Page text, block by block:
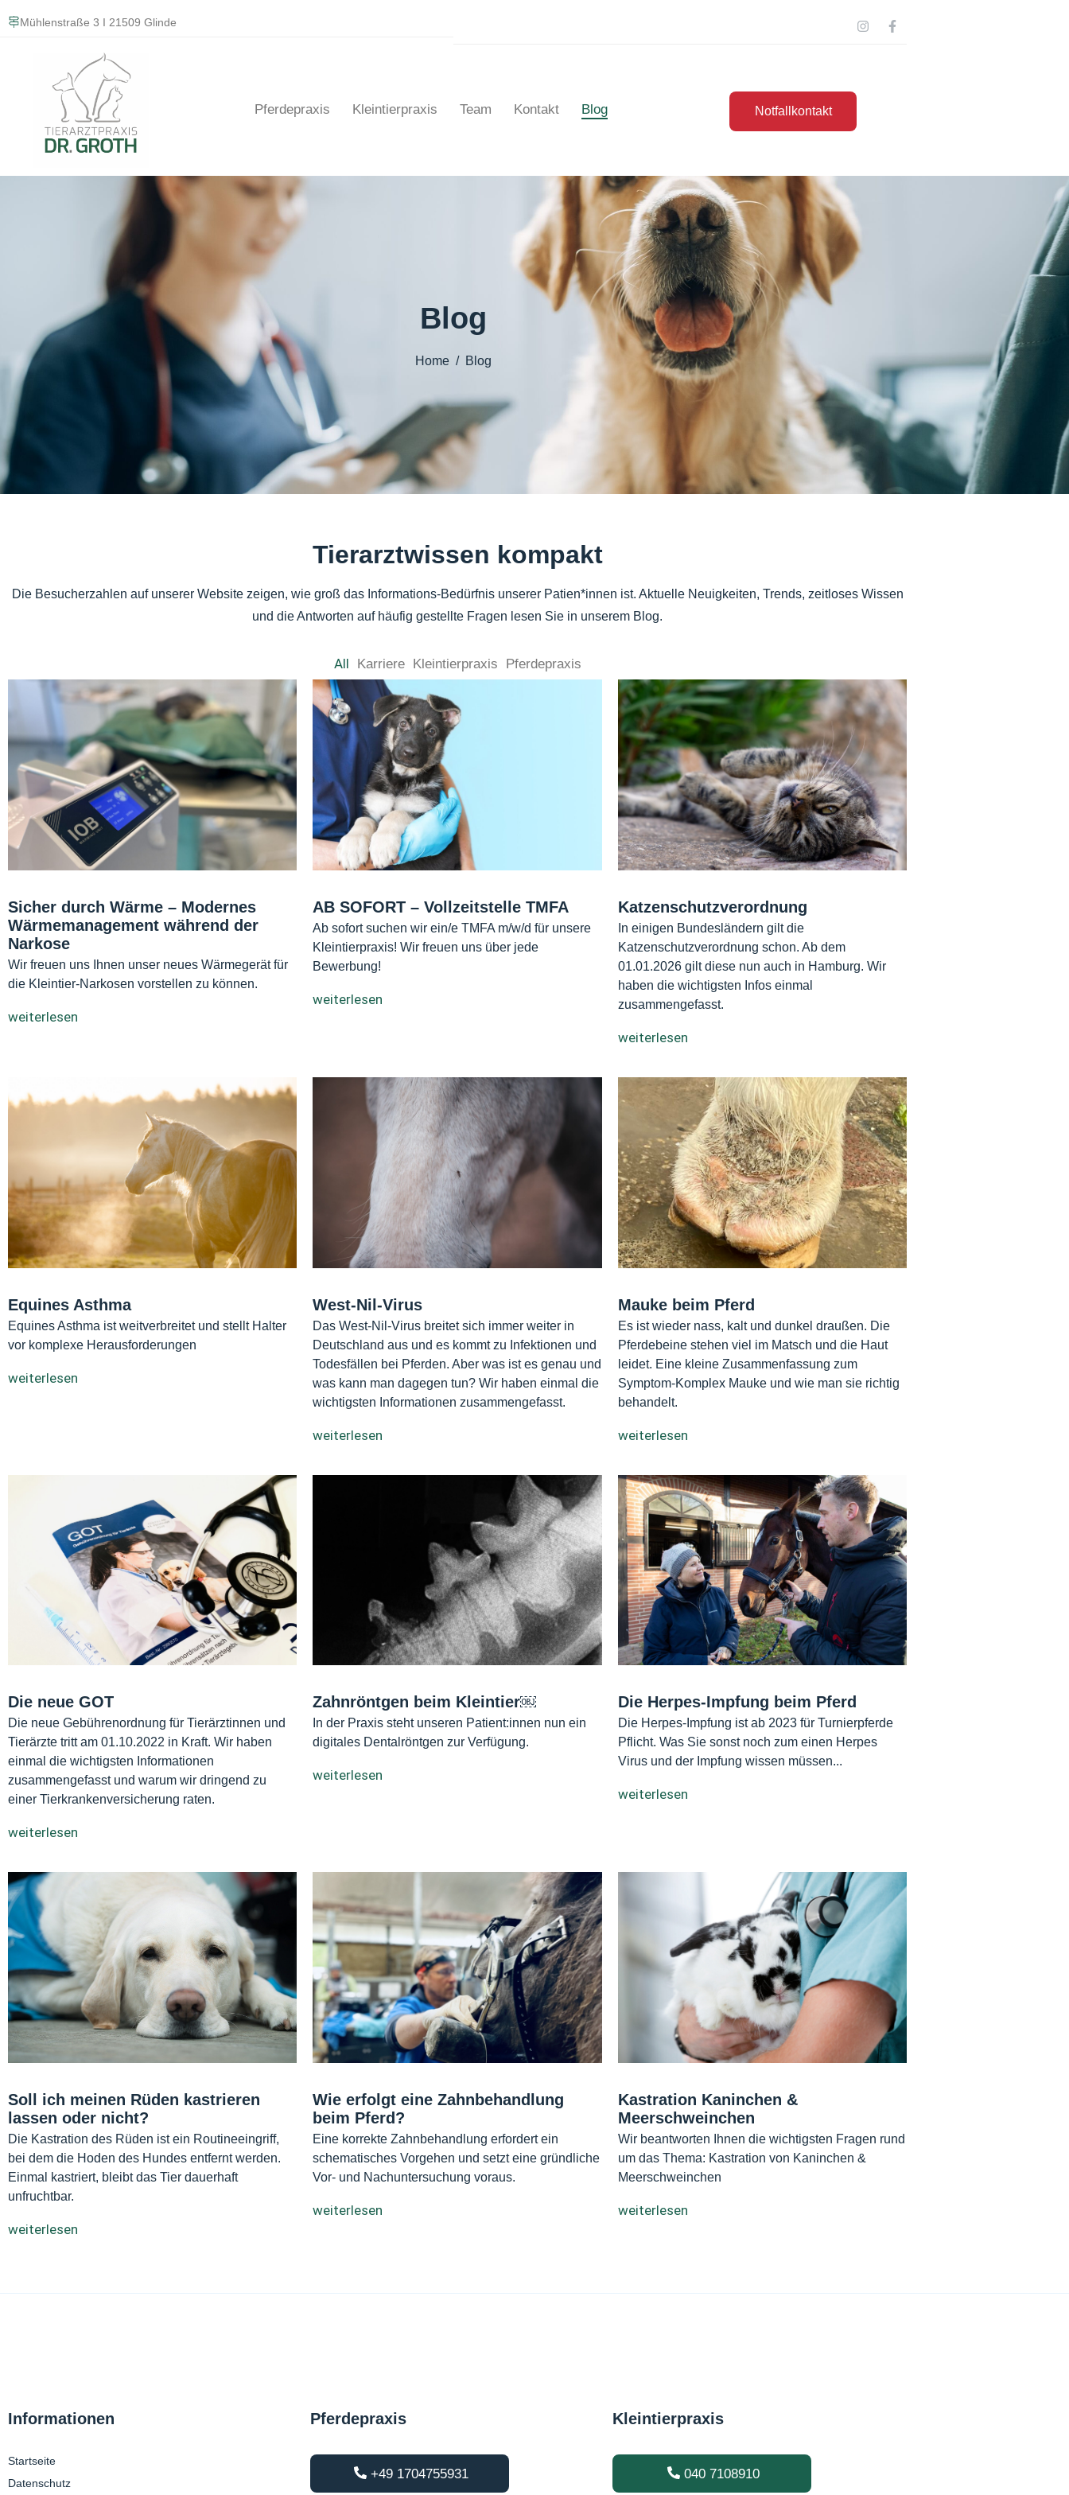
Mühlenstraße 3 I 21509 Glinde
Pferdepraxis Kleintierpraxis Team Kontakt Blog Notfallkontakt
Blog
Home Blog
Tierarztwissen kompakt
Die Besucherzahlen auf unserer Website zeigen, wie groß das Informations-Bedürfnis unserer Patien*innen ist. Aktuelle Neuigkeiten, Trends, zeitloses Wissen
und die Antworten auf häufig gestellte Fragen lesen Sie in unserem Blog.
All Karriere Kleintierpraxis Pferdepraxis
Sicher durch Wärme – Modernes
Wärmemanagement während der
Narkose
Wir freuen uns Ihnen unser neues Wärmegerät für
die Kleintier-Narkosen vorstellen zu können.
weiterlesen
AB SOFORT – Vollzeitstelle TMFA
Ab sofort suchen wir ein/e TMFA m/w/d für unsere
Kleintierpraxis! Wir freuen uns über jede
Bewerbung!
weiterlesen
Katzenschutzverordnung
In einigen Bundesländern gilt die
Katzenschutzverordnung schon. Ab dem
01.01.2026 gilt diese nun auch in Hamburg. Wir
haben die wichtigsten Infos einmal
zusammengefasst.
weiterlesen
Equines Asthma
Equines Asthma ist weitverbreitet und stellt Halter
vor komplexe Herausforderungen
weiterlesen
West-Nil-Virus
Das West-Nil-Virus breitet sich immer weiter in
Deutschland aus und es kommt zu Infektionen und
Todesfällen bei Pferden. Aber was ist es genau und
was kann man dagegen tun? Wir haben einmal die
wichtigsten Informationen zusammengefasst.
weiterlesen
Mauke beim Pferd
Es ist wieder nass, kalt und dunkel draußen. Die
Pferdebeine stehen viel im Matsch und die Haut
leidet. Eine kleine Zusammenfassung zum
Symptom-Komplex Mauke und wie man sie richtig
behandelt.
weiterlesen
Die neue GOT
Die neue Gebührenordnung für Tierärztinnen und
Tierärzte tritt am 01.10.2022 in Kraft. Wir haben
einmal die wichtigsten Informationen
zusammengefasst und warum wir dringend zu
einer Tierkrankenversicherung raten.
weiterlesen
Zahnröntgen beim Kleintier￼
In der Praxis steht unseren Patient:innen nun ein
digitales Dentalröntgen zur Verfügung.
weiterlesen
Die Herpes-Impfung beim Pferd
Die Herpes-Impfung ist ab 2023 für Turnierpferde
Pflicht. Was Sie sonst noch zum einen Herpes
Virus und der Impfung wissen müssen...
weiterlesen
Soll ich meinen Rüden kastrieren
lassen oder nicht?
Die Kastration des Rüden ist ein Routineeingriff,
bei dem die Hoden des Hundes entfernt werden.
Einmal kastriert, bleibt das Tier dauerhaft
unfruchtbar.
weiterlesen
Wie erfolgt eine Zahnbehandlung
beim Pferd?
Eine korrekte Zahnbehandlung erfordert ein
schematisches Vorgehen und setzt eine gründliche
Vor- und Nachuntersuchung voraus.
weiterlesen
Kastration Kaninchen &
Meerschweinchen
Wir beantworten Ihnen die wichtigsten Fragen rund
um das Thema: Kastration von Kaninchen &
Meerschweinchen
weiterlesen
Informationen
Startseite
Datenschutz
Pferdepraxis
+49 1704755931
Kleintierpraxis
040 7108910